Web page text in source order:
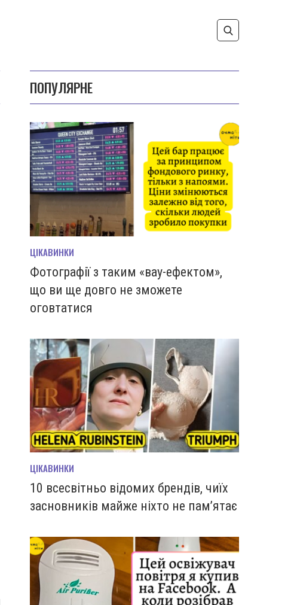
ПОПУЛЯРНЕ
ЦІКАВИНКИ
Фотографії з таким «вау-ефектом»,
що ви ще довго не зможете
оговтатися
ЦІКАВИНКИ
10 всесвітньо відомих брендів, чиїх
засновників майже ніхто не пам’ятає